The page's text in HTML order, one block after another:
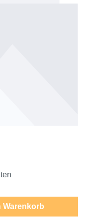
Warenkorb